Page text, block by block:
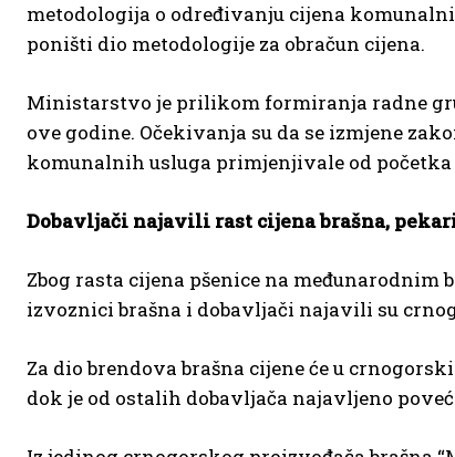
metodologija o određivanju cijena
poništi dio metodologije za obračun cijena.
Ministarstvo je prilikom formiranja radne
ove godine. Očekivanja su da se izmjene
komunalnih usluga primjenjivale od početka
Dobavljači najavili rast cijena brašna,
Zbog rasta cijena pšenice na
izvoznici brašna i dobavljači najavili su
Za dio brendova brašna cijene će u
dok je od ostalih dobavljača najavljeno